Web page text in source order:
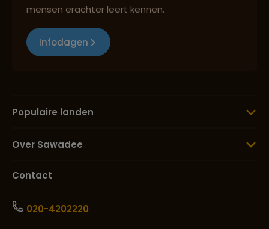
mensen erachter leert kennen.
Infodagen
Populaire landen
Over Sawadee
Contact
020-4202220